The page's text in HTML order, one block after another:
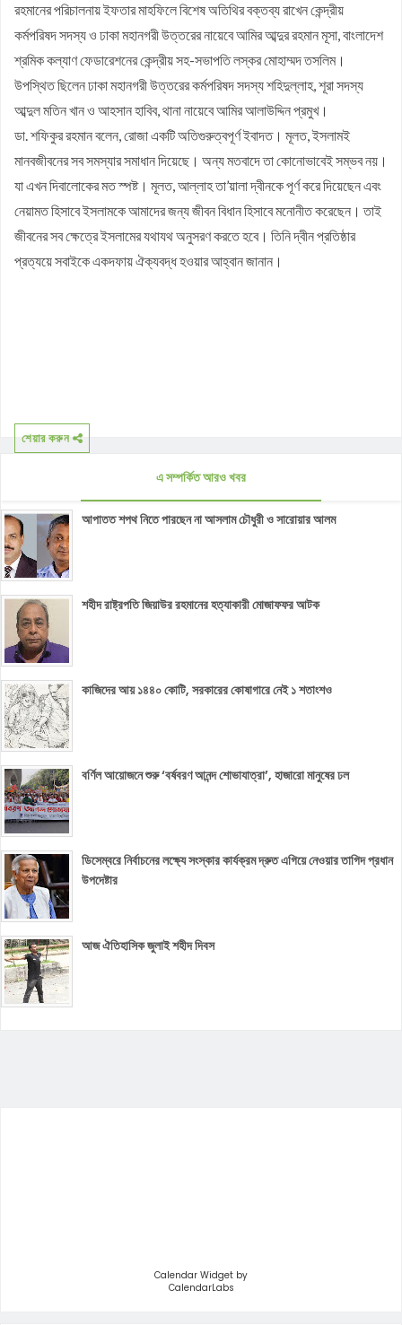
রহমানের পরিচালনায় ইফতার মাহফিলে বিশেষ অতিথির বক্তব্য রাখেন কেন্দ্রীয়
কর্মপরিষদ সদস্য ও ঢাকা মহানগরী উত্তরের নায়েবে আমির আব্দুর রহমান মূসা, বাংলাদেশ
শ্রমিক কল্যাণ ফেডারেশনের কেন্দ্রীয় সহ-সভাপতি লস্কর মোহাম্মদ তসলিম।
উপস্থিত ছিলেন ঢাকা মহানগরী উত্তরের কর্মপরিষদ সদস্য শহিদুল্লাহ, শূরা সদস্য
আব্দুল মতিন খান ও আহসান হাবিব, থানা নায়েবে আমির আলাউদ্দিন প্রমুখ।
ডা. শফিকুর রহমান বলেন, রোজা একটি অতিগুরুত্বপূর্ণ ইবাদত। মূলত, ইসলামই
মানবজীবনের সব সমস্যার সমাধান দিয়েছে। অন্য মতবাদে তা কোনোভাবেই সম্ভব নয়।
যা এখন দিবালোকের মত স্পষ্ট। মূলত, আল্লাহ তা’য়ালা দ্বীনকে পূর্ণ করে দিয়েছেন এবং
নেয়ামত হিসাবে ইসলামকে আমাদের জন্য জীবন বিধান হিসাবে মনোনীত করেছেন। তাই
জীবনের সব ক্ষেত্রে ইসলামের যথাযথ অনুসরণ করতে হবে। তিনি দ্বীন প্রতিষ্ঠার
প্রত্যয়ে সবাইকে একদফায় ঐক্যবদ্ধ হওয়ার আহ্বান জানান।
শেয়ার করুন
এ সম্পর্কিত আরও খবর
আপাতত শপথ নিতে পারছেন না আসলাম চৌধুরী ও সারোয়ার আলম
শহীদ রাষ্ট্রপতি জিয়াউর রহমানের হত্যাকারী মোজাফফর আটক
কাজিদের আয় ১৪৪০ কোটি, সরকারের কোষাগারে নেই ১ শতাংশও
বর্ণিল আয়োজনে শুরু ‘বর্ষবরণ আনন্দ শোভাযাত্রা’, হাজারো মানুষের ঢল
ডিসেম্বরে নির্বাচনের লক্ষ্যে সংস্কার কার্যক্রম দ্রুত এগিয়ে নেওয়ার তাগিদ প্রধান
উপদেষ্টার
আজ ঐতিহাসিক জুলাই শহীদ দিবস
Calendar Widget by
CalendarLabs